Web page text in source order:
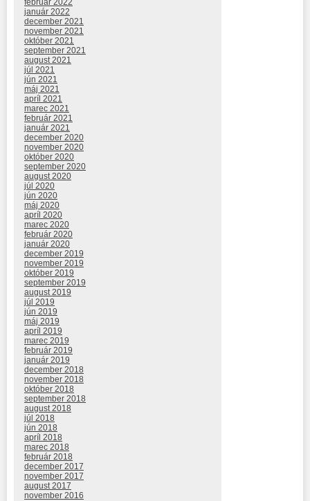
január 2022
december 2021
november 2021
október 2021
september 2021
august 2021
júl 2021
jún 2021
máj 2021
apríl 2021
marec 2021
február 2021
január 2021
december 2020
november 2020
október 2020
september 2020
august 2020
júl 2020
jún 2020
máj 2020
apríl 2020
marec 2020
február 2020
január 2020
december 2019
november 2019
október 2019
september 2019
august 2019
júl 2019
jún 2019
máj 2019
apríl 2019
marec 2019
február 2019
január 2019
december 2018
november 2018
október 2018
september 2018
august 2018
júl 2018
jún 2018
apríl 2018
marec 2018
február 2018
december 2017
november 2017
august 2017
november 2016